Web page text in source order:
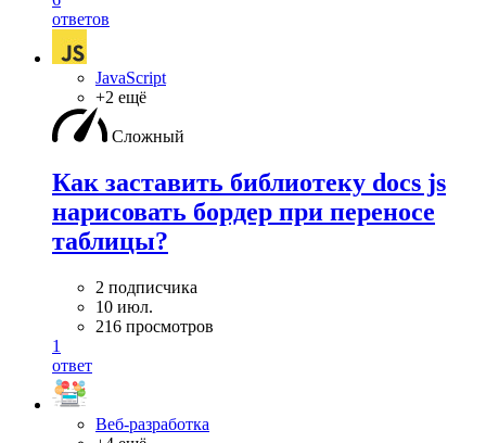
ответов
JavaScript
+2 ещё
Сложный
Как заставить библиотеку docs js
нарисовать бордер при переносе
таблицы?
2 подписчика
10 июл.
216 просмотров
1
ответ
Веб-разработка